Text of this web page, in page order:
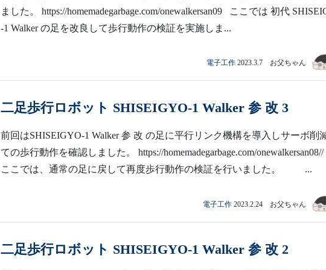
ました。 https://homemadegarbage.com/onewalkersan09 ここでは 初代
-1 Walker の足を改良して歩行動作の検証を実施しま...
電子工作 2023.3.7 お父ちゃん
二足歩行ロボット SHISEIGYO-1 Walker 参 改 3
前回はSHISEIGYO-1 Walker 参 改 の足に平行リンク機構を導入しサーボ削
ての歩行動作を確認しました。 https://homemadegarbage.com/
ここでは、通常の足に戻して再度歩行動作の検証を行いました。 ...
電子工作 2023.2.24 お父ちゃん
二足歩行ロボット SHISEIGYO-1 Walker 参 改 2